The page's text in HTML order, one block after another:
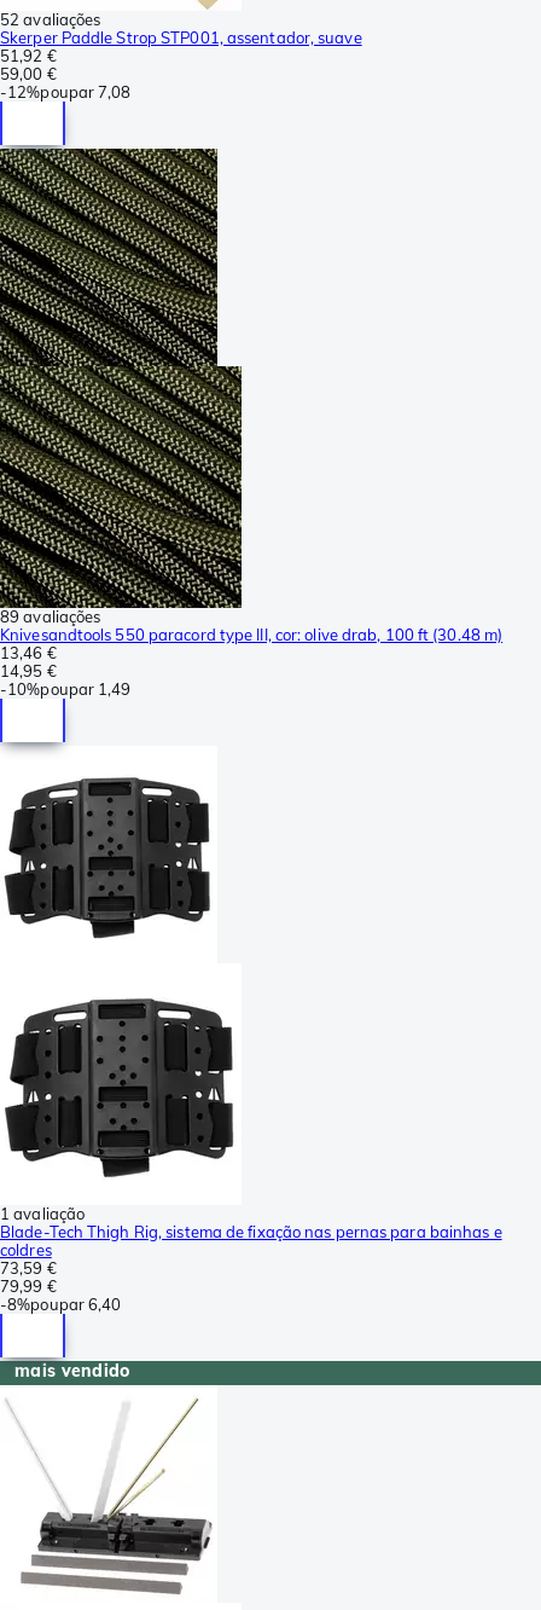
52 avaliações
Skerper Paddle Strop STP001, assentador, suave
51,92 €
59,00 €
-12%poupar7,08
89 avaliações
Knivesandtools 550 paracord type III, cor: olive drab, 100 ft (30.48 m)
13,46 €
14,95 €
-10%poupar 1,49
1 avaliação
Blade-Tech Thigh Rig, sistema de fixação nas pernas para bainhas e
coldres
73,59 €
79,99 €
-8%poupar6,40
mais vendido